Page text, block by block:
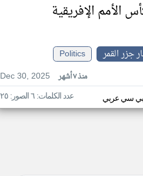
الأمم الإفريقية
جزر القمر
Politics
Dec 30, 2025
منذ ٧ أشهر
سي عربي عدد الكلمات: ٦ الصور: ٢٥